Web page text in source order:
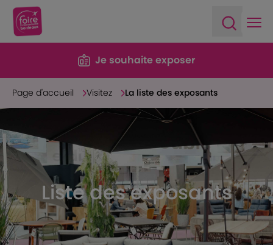
Je souhaite exposer
Page d'accueil Visitez La liste des exposants
Liste des exposants